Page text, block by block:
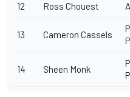
12 Ross Chouest
13 Cameron Cassels
14 Sheen Monk